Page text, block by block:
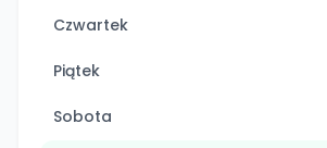
Czwartek
Piątek
Sobota